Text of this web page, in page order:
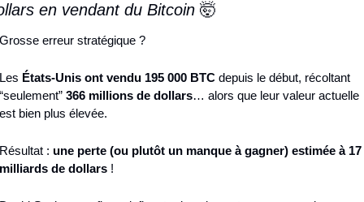
en vendant du Bitcoin 🤯
Grosse erreur stratégique ?
Les États-Unis ont vendu 195 000 BTC depuis le début, récoltant
“seulement” 366 millions de dollars… alors que leur valeur actuelle
est bien plus élevée.
Résultat : une perte (ou plutôt un manque à gagner) estimée à 17
milliards de dollars !